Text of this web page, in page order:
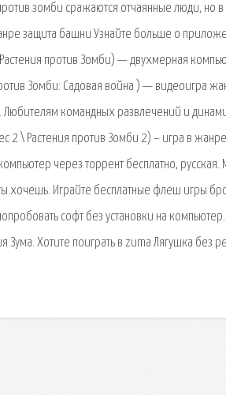
зомби сражаются отчаянные люди, но в
защита башни Узнайте больше о
против Зомби) — двухмерная
Зомби: Садовая война ) — видеоигра
Любителям командных развлечений и
2 \ Растения против Зомби 2) – игра в
через торрент бесплатно, русская.
хочешь. Играйте бесплатные флеш игры
софт без установки на
Зума. Хотите поиграть в zuma Лягушка без